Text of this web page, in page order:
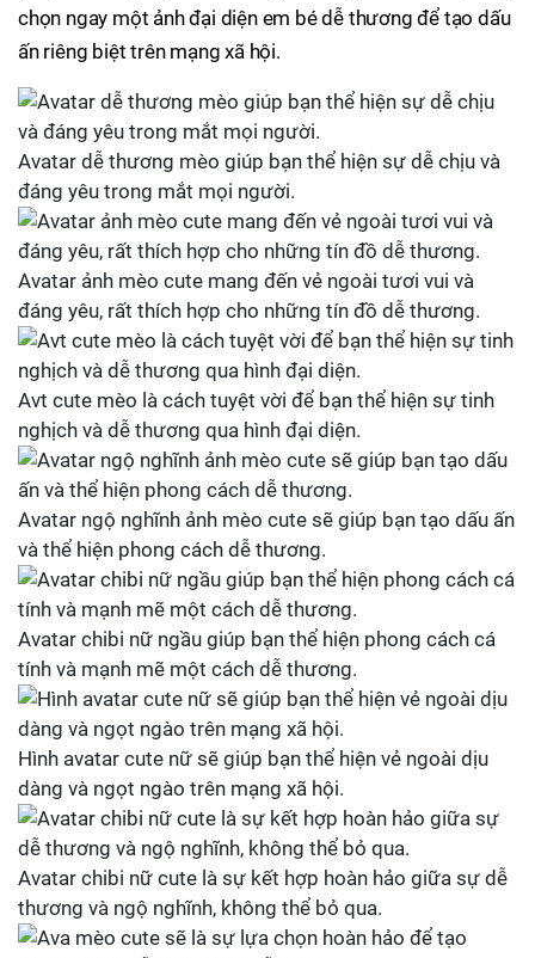
chọn ngay một ảnh đại diện em bé dễ thương để tạo dấu
ấn riêng biệt trên mạng xã hội.
Avatar dễ thương mèo giúp bạn thể hiện sự dễ chịu và
đáng yêu trong mắt mọi người.
Avatar ảnh mèo cute mang đến vẻ ngoài tươi vui và
đáng yêu, rất thích hợp cho những tín đồ dễ thương.
Avt cute mèo là cách tuyệt vời để bạn thể hiện sự tinh
nghịch và dễ thương qua hình đại diện.
Avatar ngộ nghĩnh ảnh mèo cute sẽ giúp bạn tạo dấu ấn
và thể hiện phong cách dễ thương.
Avatar chibi nữ ngầu giúp bạn thể hiện phong cách cá
tính và mạnh mẽ một cách dễ thương.
Hình avatar cute nữ sẽ giúp bạn thể hiện vẻ ngoài dịu
dàng và ngọt ngào trên mạng xã hội.
Avatar chibi nữ cute là sự kết hợp hoàn hảo giữa sự dễ
thương và ngộ nghĩnh, không thể bỏ qua.